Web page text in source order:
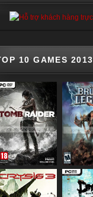
10 GAMES 2013